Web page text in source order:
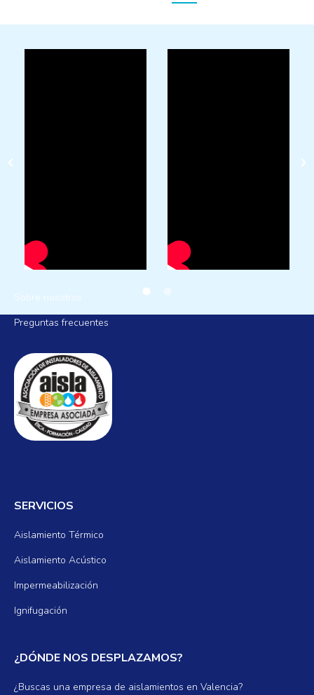
AISLAMIENTOS LA MANCHA
Sobre nosotros
Preguntas frecuentes
SERVICIOS
Aislamiento Térmico
Aislamiento Acústico
Impermeabilización
Ignifugación
¿DÓNDE NOS DESPLAZAMOS?
¿Buscas una empresa de aislamientos en Valencia?